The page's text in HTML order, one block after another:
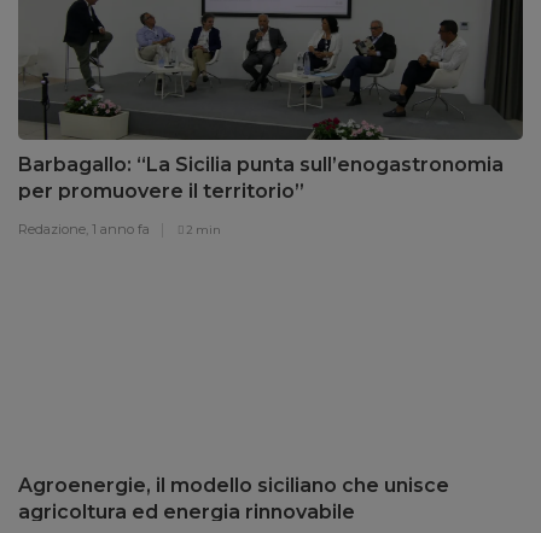
Barbagallo: “La Sicilia punta sull’enogastronomia
per promuovere il territorio”
Redazione, 1 anno fa 2 min
Agroenergie, il modello siciliano che unisce
agricoltura ed energia rinnovabile